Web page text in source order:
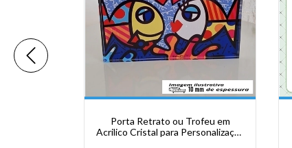
Porta Retrato ou Trofeu em
Acrilico Cristal para Personalização